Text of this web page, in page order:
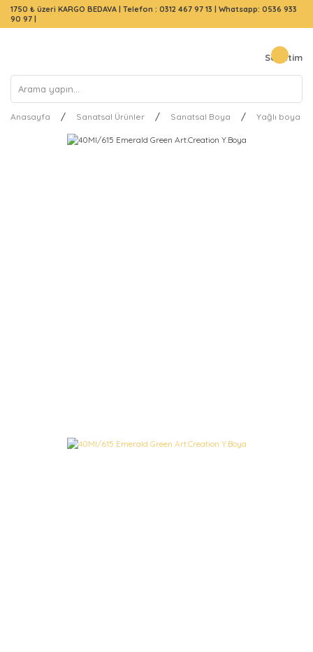
1750 ₺ üzeri KARGO BEDAVA | Telefon : 0312 467 97 13 | Whatsapp: 0536 933
90 97 |
Sepetim
Anasayfa Sanatsal Ürünler Sanatsal Boya Yağlı boya